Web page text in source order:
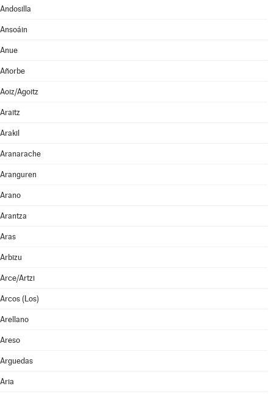
Andosilla
Ansoáin
Anue
Añorbe
Aoiz/Agoitz
Araitz
Arakil
Aranarache
Aranguren
Arano
Arantza
Aras
Arbizu
Arce/Artzi
Arcos (Los)
Arellano
Areso
Arguedas
Aria